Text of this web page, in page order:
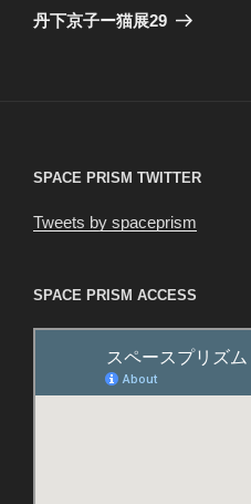
ゲ
の
丹下京子ー猫展29
SPACE PRISM TWITTER
Tweets by spaceprism
SPACE PRISM ACCESS